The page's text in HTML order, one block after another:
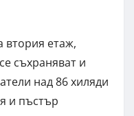
втория етаж,
съхраняват и
над 86 хиляди
и пъстър